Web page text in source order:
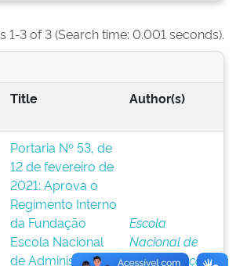
1-3 of 3 (Search time: 0.001 seconds).
Title Author(s)
Portaria Nº 53, de
12 de fevereiro de
2021: Aprova o
Regimento Interno
da Fundação
Escola Nacional
de Administração
Escola
Nacional de
Administração